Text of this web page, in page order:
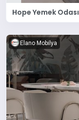
Hope Yemek Odası
Elano Mobilya